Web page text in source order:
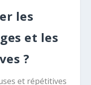
les
et les
?
et répétitives